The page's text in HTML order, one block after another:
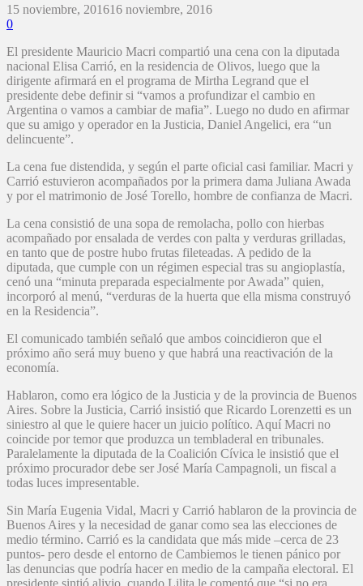
15 noviembre, 201616 noviembre, 2016
0
El presidente Mauricio Macri compartió una cena con la diputada
nacional Elisa Carrió, en la residencia de Olivos, luego que la
dirigente afirmará en el programa de Mirtha Legrand que el
presidente debe definir si “vamos a profundizar el cambio en
Argentina o vamos a cambiar de mafia”. Luego no dudo en afirmar
que su amigo y operador en la Justicia, Daniel Angelici, era “un
delincuente”.
La cena fue distendida, y según el parte oficial casi familiar. Macri y
Carrió estuvieron acompañados por la primera dama Juliana Awada
y por el matrimonio de José Torello, hombre de confianza de Macri.
La cena consistió de una sopa de remolacha, pollo con hierbas
acompañado por ensalada de verdes con palta y verduras grilladas,
en tanto que de postre hubo frutas fileteadas. A pedido de la
diputada, que cumple con un régimen especial tras su angioplastía,
cenó una “minuta preparada especialmente por Awada” quien,
incorporó al menú, “verduras de la huerta que ella misma construyó
en la Residencia”.
El comunicado también señaló que ambos coincidieron que el
próximo año será muy bueno y que habrá una reactivación de la
economía.
Hablaron, como era lógico de la Justicia y de la provincia de Buenos
Aires. Sobre la Justicia, Carrió insistió que Ricardo Lorenzetti es un
siniestro al que le quiere hacer un juicio político. Aquí Macri no
coincide por temor que produzca un tembladeral en tribunales.
Paralelamente la diputada de la Coalición Cívica le insistió que el
próximo procurador debe ser José María Campagnoli, un fiscal a
todas luces impresentable.
Sin María Eugenia Vidal, Macri y Carrió hablaron de la provincia de
Buenos Aires y la necesidad de ganar como sea las elecciones de
medio término. Carrió es la candidata que más mide –cerca de 23
puntos- pero desde el entorno de Cambiemos le tienen pánico por
las denuncias que podría hacer en medio de la campaña electoral. El